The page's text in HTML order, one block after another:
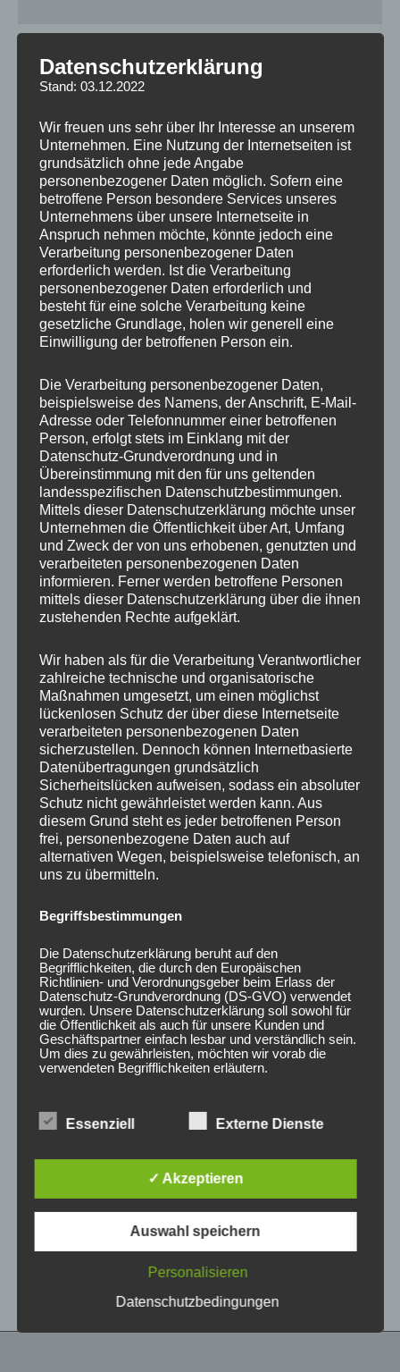
Breite
Design JR11
Durchmesser 19
ET 40
Fertigung Einteilig gegossen
Hersteller JR WHEELS
Lochkreis 5×112
Hinweis
Lochzahl
Mittellochbohrung 72,6 mm
Nabenbohrung 72.6
PCD 112 mm
Traglast 735
Ähnliche Produkte
CONCAVER CVR1
19×8,5 ET35 5×112
Carbon Graphite
450,00€ *
Bewertet
mit
CONCAVER CVR1
19×8,5 ET35 5×120
Carbon Graphite
5
19×8,5 ET45 5×112
450,00€ *
19×8,5 ET35 5×112
Double Tinted Black
450,00€ *
Bewertet
von
5
Datenschutzerklärung
Stand: 03.12.2022
Wir freuen uns sehr über Ihr Interesse an unserem
Unternehmen. Eine Nutzung der Internetseiten ist
grundsätzlich ohne jede Angabe
personenbezogener Daten möglich. Sofern eine
betroffene Person besondere Services unseres
Unternehmens über unsere Internetseite in
Anspruch nehmen möchte, könnte jedoch eine
Verarbeitung personenbezogener Daten
erforderlich werden. Ist die Verarbeitung
personenbezogener Daten erforderlich und
besteht für eine solche Verarbeitung keine
gesetzliche Grundlage, holen wir generell eine
Einwilligung der betroffenen Person ein.
Die Verarbeitung personenbezogener Daten,
beispielsweise des Namens, der Anschrift, E-Mail-
Adresse oder Telefonnummer einer betroffenen
Person, erfolgt stets im Einklang mit der
Datenschutz-Grundverordnung und in
Übereinstimmung mit den für uns geltenden
landesspezifischen Datenschutzbestimmungen.
Mittels dieser Datenschutzerklärung möchte unser
Unternehmen die Öffentlichkeit über Art, Umfang
und Zweck der von uns erhobenen, genutzten und
verarbeiteten personenbezogenen Daten
informieren. Ferner werden betroffene Personen
mittels dieser Datenschutzerklärung über die ihnen
zustehenden Rechte aufgeklärt.
Wir haben als für die Verarbeitung Verantwortlicher
zahlreiche technische und organisatorische
Maßnahmen umgesetzt, um einen möglichst
lückenlosen Schutz der über diese Internetseite
verarbeiteten personenbezogenen Daten
sicherzustellen. Dennoch können Internetbasierte
Datenübertragungen grundsätzlich
Sicherheitslücken aufweisen, sodass ein absoluter
Schutz nicht gewährleistet werden kann. Aus
diesem Grund steht es jeder betroffenen Person
frei, personenbezogene Daten auch auf
alternativen Wegen, beispielsweise telefonisch, an
uns zu übermitteln.
Begriffsbestimmungen
Die Datenschutzerklärung beruht auf den
Begrifflichkeiten, die durch den Europäischen
Richtlinien- und Verordnungsgeber beim Erlass der
Datenschutz-Grundverordnung (DS-GVO) verwendet
wurden. Unsere Datenschutzerklärung soll sowohl für
die Öffentlichkeit als auch für unsere Kunden und
Geschäftspartner einfach lesbar und verständlich sein.
Um dies zu gewährleisten, möchten wir vorab die
verwendeten Begrifflichkeiten erläutern.
Wir verwenden in dieser Datenschutzerklärung
unter anderem die folgenden Begriffe:
Personenbezogene Daten sind alle
identifizierbare natürliche Person (im Folgenden
wird eine natürliche Person angesehen, die
Essenziell Externe Dienste
✓ Akzeptieren
Auswahl speichern
Personalisieren
Datenschutzbedingungen